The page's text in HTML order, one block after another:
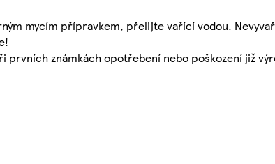
mycím přípravkem, přelijte vařící vodou.
prvních známkách opotřebení nebo poškození již